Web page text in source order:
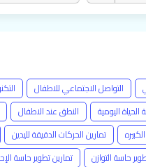
التواصل الاجتماعي للاطفال
النطق عند الاطفال
اليومية
تمارين الحركات الدقيقة لليدين
تمارين تطوير حاسة
حاسة التوازن